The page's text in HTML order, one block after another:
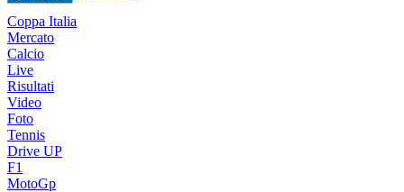
Coppa Italia
Mercato
Calcio
Live
Risultati
Video
Foto
Tennis
Drive UP
F1
MotoGp